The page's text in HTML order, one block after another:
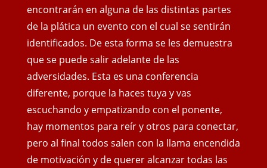
encontrarán en alguna de las distintas partes
de la plática un evento con el cual se sentirán
identificados. De esta forma se les demuestra
que se puede salir adelante de las
adversidades. Esta es una conferencia
diferente, porque la haces tuya y vas
escuchando y empatizando con el ponente,
hay momentos para reír y otros para conectar,
pero al final todos salen con la llama encendida
de motivación y de querer alcanzar todas las